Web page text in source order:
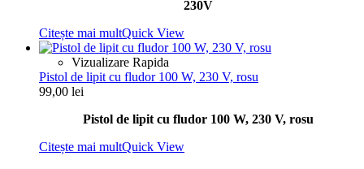
230V
Citește mai multQuick View
Vizualizare Rapida
Pistol de lipit cu fludor 100 W, 230 V, rosu
99,00 lei
Pistol de lipit cu fludor 100 W, 230 V, rosu
Citește mai multQuick View